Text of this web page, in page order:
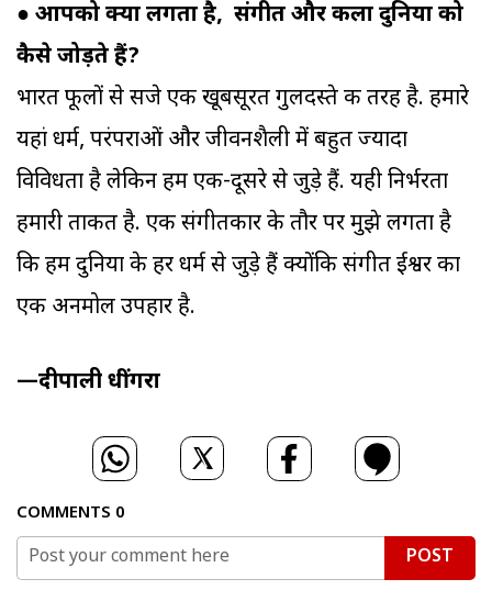
● आपको क्या लगता है, संगीत और कला दुनिया को
कैसे जोड़ते हैं?
भारत फूलों से सजे एक खूबसूरत गुलदस्ते की तरह है. हमारे
यहां धर्म, परंपराओं और जीवनशैली में बहुत ज्यादा
विविधता है लेकिन हम एक-दूसरे से जुड़े हैं. यही निर्भरता
हमारी ताकत है. एक संगीतकार के तौर पर मुझे लगता है
कि हम दुनिया के हर धर्म से जुड़े हैं क्योंकि संगीत ईश्वर का
एक अनमोल उपहार है.
—दीपाली धींगरा
COMMENTS 0
POST